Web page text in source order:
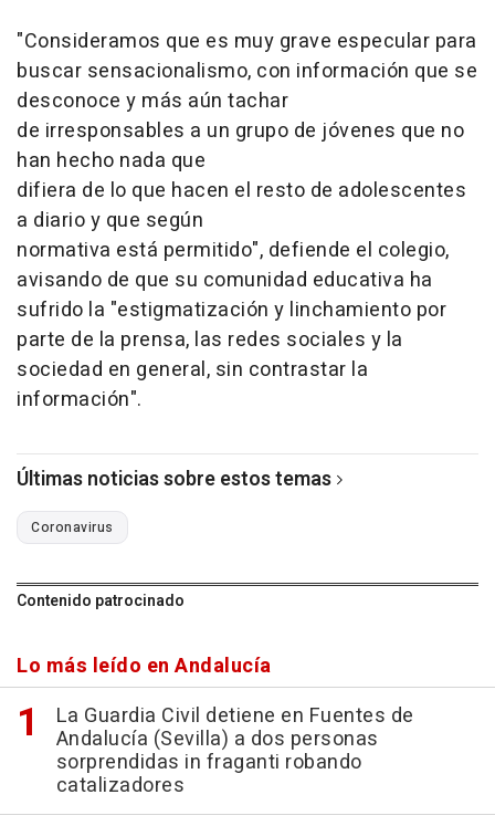
"Consideramos que es muy grave especular para
buscar sensacionalismo, con información que se
desconoce y más aún tachar
de irresponsables a un grupo de jóvenes que no
han hecho nada que
difiera de lo que hacen el resto de adolescentes
a diario y que según
normativa está permitido", defiende el colegio,
avisando de que su comunidad educativa ha
sufrido la "estigmatización y linchamiento por
parte de la prensa, las redes sociales y la
sociedad en general, sin contrastar la
información".
Últimas noticias sobre estos temas
Coronavirus
Contenido patrocinado
Lo más leído en Andalucía
La Guardia Civil detiene en Fuentes de
Andalucía (Sevilla) a dos personas
sorprendidas in fraganti robando
catalizadores